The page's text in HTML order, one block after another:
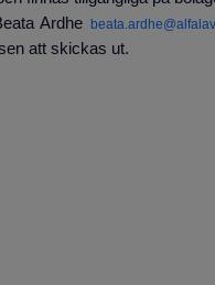
Ardhe
att skickas ut.